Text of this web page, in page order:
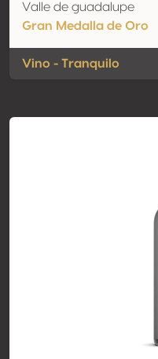
Valle de guadalupe
Gran Medalla de Oro
Vino - Tranquilo